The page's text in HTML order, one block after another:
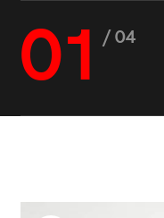
01 / 04